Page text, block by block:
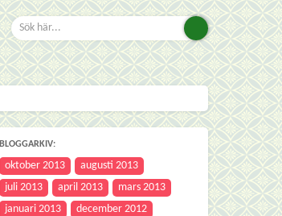
BLOGGARKIV:
oktober 2013
augusti 2013
juli 2013
april 2013
mars 2013
januari 2013
december 2012